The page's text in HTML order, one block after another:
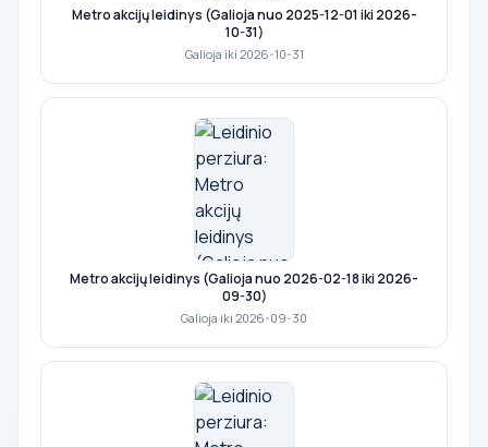
Metro akcijų leidinys (Galioja nuo 2025-12-01 iki 2026-
10-31)
Galioja iki 2026-10-31
Metro akcijų leidinys (Galioja nuo 2026-02-18 iki 2026-
09-30)
Galioja iki 2026-09-30